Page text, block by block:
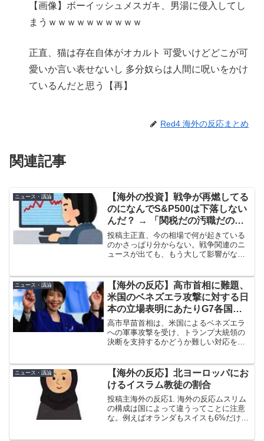
【画像】ボーイッシュメスガキ、男湯に侵入してし
まうｗｗｗｗｗｗｗｗｗｗ
正直、猫は存在自体がオカルト 可愛いけどどこが可
愛いか言い表せないし 多分奴らは人間に呪いをかけ
ているんだと思う【再】
Red4 海外の反応まとめ
関連記事
ニュース・議論
【海外の投資】戦争が再燃してる
のになんでS&P500は下落しない
んだ？ → 「関税だの汚職だの戦
争だの多すぎてみんな疲れてるん
だよ」「もう市場は戦争のことな
んか気にしなくなってるな」
投稿主正直、今の相場で何が起きている
のかさっぱり分からない。戦争関連のニ
ュースが出ても、もう大して影響がない
り浴びせの引き金にはなっていない。理
解に苦しむのは、市場がも...
ニュース・議論
【海外の反応】高市首相に難題、
米国のベネズエラ攻撃に対する日
本の立場表明にあたりG7各国対
応見極め
高市早苗首相は、米国によるベネズエラ
への軍事攻撃を受け、トランプ大統領の
決断を支持するかどうか難しい対応を迫
あるためだ。立場表明にあたり、G7各国
の対応を見極める方針だ。...
ニュース・議論
【海外の反応】北ヨーロッパにお
けるイスラム教徒の割合
投稿主海外の反応1. 海外の反応ムスリム
の構成は国によって違うってことに注意
な。例えばオランダもスイスも6%だけ